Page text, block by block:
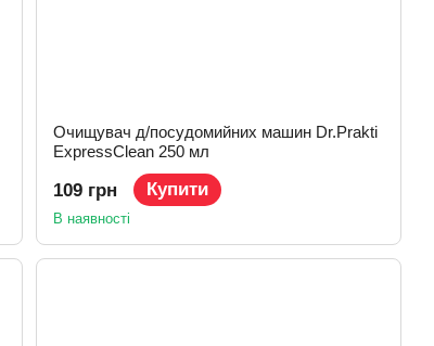
Очищувач д/посудомийних машин Dr.Prakti
ExpressClean 250 мл
109 грн Купити
В наявності